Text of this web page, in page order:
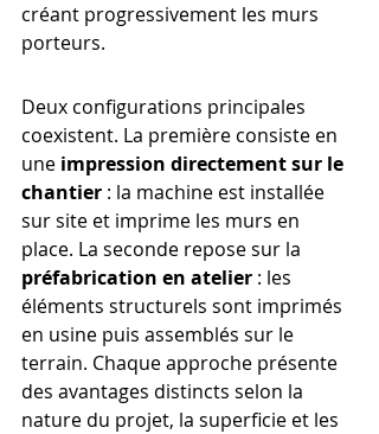
créant progressivement les murs
porteurs.
Deux configurations principales
coexistent. La première consiste en
une impression directement sur le
chantier : la machine est installée
sur site et imprime les murs en
place. La seconde repose sur la
préfabrication en atelier : les
éléments structurels sont imprimés
en usine puis assemblés sur le
terrain. Chaque approche présente
des avantages distincts selon la
nature du projet, la superficie et les